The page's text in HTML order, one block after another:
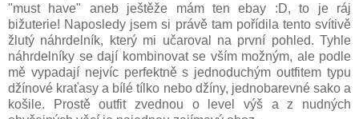
"must have" aneb ještěže mám ten ebay :D, to je ráj
bižuterie! Naposledy jsem si právě tam pořídila tento svítivě
žlutý náhrdelník, který mi učaroval na první pohled. Tyhle
náhrdelníky se dají kombinovat se vším možným, ale podle
mě vypadají nejvíc perfektně s jednoduchým outfitem typu
džínové kraťasy a bílé tílko nebo džíny, jednobarevné sako a
košile. Prostě outfit zvednou o level výš a z nudných